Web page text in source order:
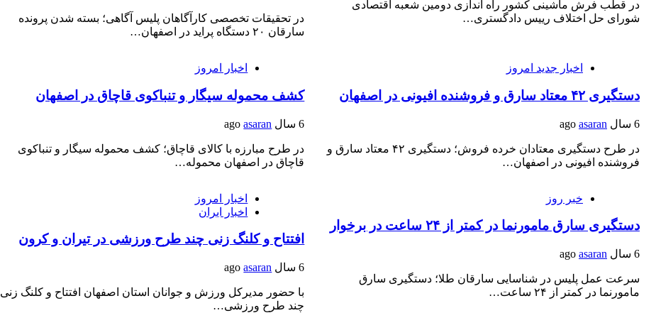
در قطب فرش ماشینی کشور راه اندازی دومین شعبه اقتصادی
شورای حل اختلاف رییس دادگستری…
در تحقیقات تخصصی کارآگاهان پلیس آگاهی؛ بسته شدن پرونده
سارقان ۲۰ دستگاه پراید در اصفهان…
اخبار جدید امروز
دستگیری ۴۲ معتاد سارق و فروشنده افیونی در اصفهان
6 سال ago asaran
در طرح دستگیری معتادان خرده فروش؛ دستگیری ۴۲ معتاد سارق و
فروشنده افیونی در اصفهان…
اخبار امروز
کشف محموله سیگار و تنباکوی قاچاق در اصفهان
6 سال ago asaran
در طرح مبارزه با کالای قاچاق؛ کشف محموله سیگار و تنباکوی
قاچاق در اصفهان محموله…
خبر روز
دستگیری سارق مامورنما در کمتر از ۲۴ ساعت در برخوار
6 سال ago asaran
سرعت عمل پلیس در شناسایی سارقان طلا؛ دستگیری سارق
مامورنما در کمتر از ۲۴ ساعت…
اخبار امروز
اخبار ایران
افتتاح و کلنگ زنی چند طرح ورزشی در تیران و کرون
6 سال ago asaran
با حضور مدیرکل ورزش و جوانان استان اصفهان افتتاح و کلنگ زنی
چند طرح ورزشی…